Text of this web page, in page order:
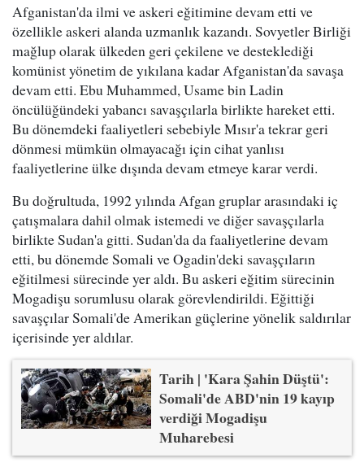
Afganistan'da ilmi ve askeri eğitimine devam etti ve
özellikle askeri alanda uzmanlık kazandı. Sovyetler Birliği
mağlup olarak ülkeden geri çekilene ve desteklediği
komünist yönetim de yıkılana kadar Afganistan'da savaşa
devam etti. Ebu Muhammed, Usame bin Ladin
öncülüğündeki yabancı savaşçılarla birlikte hareket etti.
Bu dönemdeki faaliyetleri sebebiyle Mısır'a tekrar geri
dönmesi mümkün olmayacağı için cihat yanlısı
faaliyetlerine ülke dışında devam etmeye karar verdi.
Bu doğrultuda, 1992 yılında Afgan gruplar arasındaki iç
çatışmalara dahil olmak istemedi ve diğer savaşçılarla
birlikte Sudan'a gitti. Sudan'da da faaliyetlerine devam
etti, bu dönemde Somali ve Ogadin'deki savaşçıların
eğitilmesi sürecinde yer aldı. Bu askeri eğitim sürecinin
Mogadişu sorumlusu olarak görevlendirildi. Eğittiği
savaşçılar Somali'de Amerikan güçlerine yönelik saldırılar
içerisinde yer aldılar.
Tarih | 'Kara Şahin Düştü':
Somali'de ABD'nin 19 kayıp
verdiği Mogadişu
Muharebesi